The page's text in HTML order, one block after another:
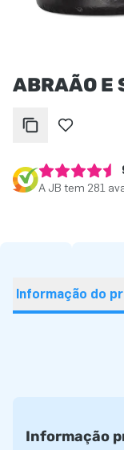
ABRAÃO E
A JB tem 281
Informação do
Informação